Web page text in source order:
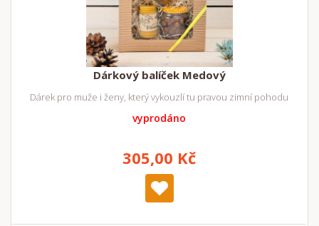
Dárkový balíček Medový
Dárek pro muže i ženy, který vykouzlí tu pravou zimní pohodu
vyprodáno
305,00 Kč